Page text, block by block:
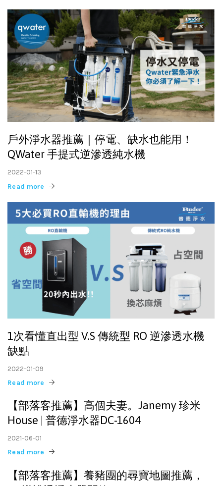
戶外淨水器推薦｜停電、缺水也能用！
QWater 手提式逆滲透純水機
2022-01-13
Read more
1次看懂直出型 V.S 傳統型 RO 逆滲透水機
缺點
2022-01-09
Read more
【部落客推薦】高個夫妻。Janemy 珍米
House | 普德淨水器DC-1604
2021-06-01
Read more
【部落客推薦】養豬團的尋寶地圖推薦，